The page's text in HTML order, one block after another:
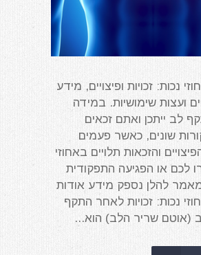
נכות: זכויות ופיצויים, מידע
ועצות שימושיות. במידה
לב ייתכן ואתם זכאים
שונים, כאשר פעמים
והזכאות תלויים באחוזי
לכם או הפגיעה התפקודית
להלן נספק מידע אודות
נכות: זכויות לאחר התקף
(אוטם שריר הלב) הוא...